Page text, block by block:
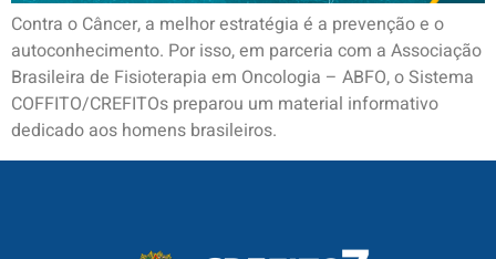
Contra o Câncer, a melhor estratégia é a prevenção e o
autoconhecimento. Por isso, em parceria com a Associação
Brasileira de Fisioterapia em Oncologia – ABFO, o Sistema
COFFITO/CREFITOs preparou um material informativo
dedicado aos homens brasileiros.